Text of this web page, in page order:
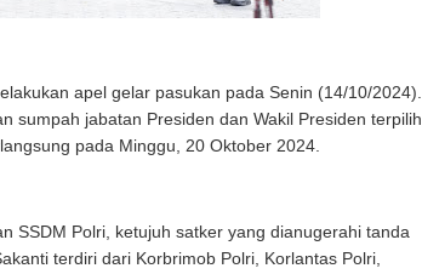
apel gelar pasukan pada Senin (14/10/2024).
sumpah jabatan Presiden dan Wakil Presiden terpilih,
pada Minggu, 20 Oktober 2024.
SSDM Polri, ketujuh satker yang dianugerahi tanda
terdiri dari Korbrimob Polri, Korlantas Polri,